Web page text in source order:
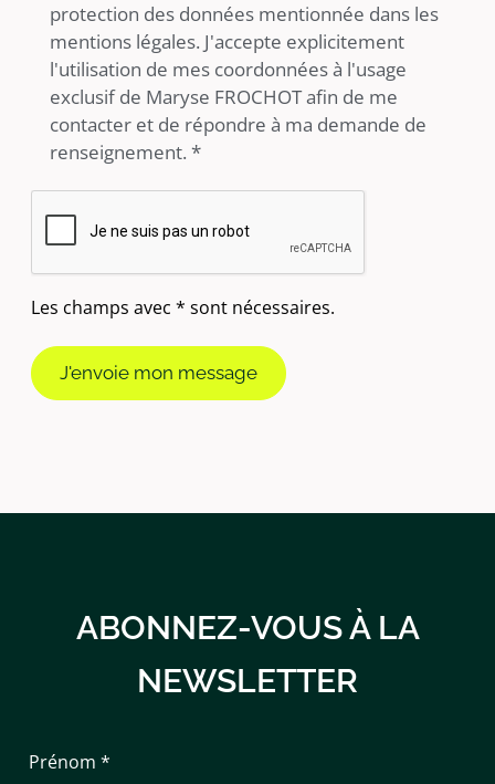
protection des données mentionnée dans les
mentions légales. J'accepte explicitement
l'utilisation de mes coordonnées à l'usage
exclusif de Maryse FROCHOT afin de me
contacter et de répondre à ma demande de
renseignement. *
Les champs avec * sont nécessaires.
ABONNEZ-VOUS À LA
NEWSLETTER
Prénom *